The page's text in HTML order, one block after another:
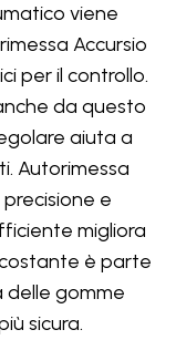
viene
Accursio
per il controllo.
da questo
aiuta a
Autorimessa
e
migliora
è parte
delle gomme
sicura.